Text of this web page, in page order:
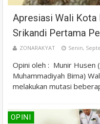
Apresiasi Wali Kota
Srikandi Pertama
ZONARAKYAT Senin,
Opini oleh : Munir Husen
Muhammadiyah Bima)
melakukan mutasi
OPINI